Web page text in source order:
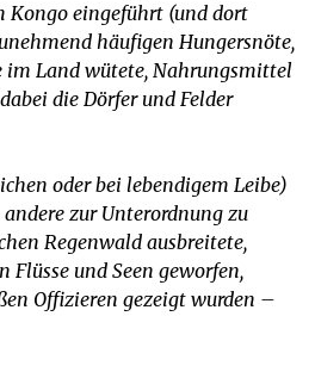
Kongo eingeführt (und dort
häufigen Hungersnöte,
im Land wütete, Nahrungsmittel
die Dörfer und Felder
oder bei lebendigem Leibe)
zur Unterordnung zu
Regenwald ausbreitete,
Flüsse und Seen geworfen,
Offizieren gezeigt wurden –